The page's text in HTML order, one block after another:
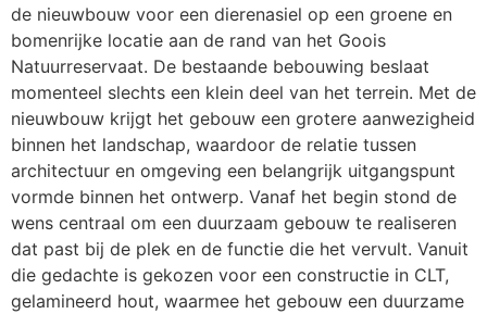
de nieuwbouw voor een dierenasiel op een groene en
bomenrijke locatie aan de rand van het Goois
Natuurreservaat. De bestaande bebouwing beslaat
momenteel slechts een klein deel van het terrein. Met de
nieuwbouw krijgt het gebouw een grotere aanwezigheid
binnen het landschap, waardoor de relatie tussen
architectuur en omgeving een belangrijk uitgangspunt
vormde binnen het ontwerp. Vanaf het begin stond de
wens centraal om een duurzaam gebouw te realiseren
dat past bij de plek en de functie die het vervult. Vanuit
die gedachte is gekozen voor een constructie in CLT,
gelamineerd hout, waarmee het gebouw een duurzame